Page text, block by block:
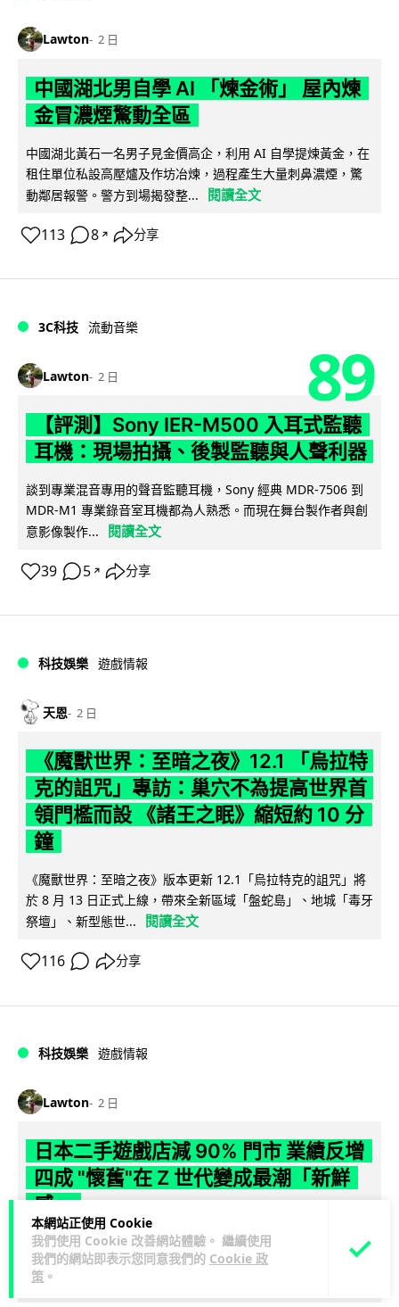
本網站正使用 Cookie
我們使用 Cookie 改善網站體驗。 繼續使用
我們的網站即表示您同意我們的 Cookie 政
策 。
Lawton 2 日
中國湖北男自學 AI 「煉金術」 屋內煉
金冒濃煙驚動全區
中國湖北黃石一名男子見金價高企，利用 AI 自學提煉黃金，在
租住單位私設高壓爐及作坊冶煉，過程產生大量刺鼻濃煙，驚
動鄰居報警。警方到場揭發整...
閱讀全文
113 8 ↗ 分享
3C科技 流動音樂
Lawton 2 日 89
【評測】Sony IER-M500 入耳式監聽
耳機：現場拍攝、後製監聽與人聲利器
談到專業混音專用的聲音監聽耳機，Sony 經典 MDR-7506 到
MDR-M1 專業錄音室耳機都為人熟悉。而現在舞台製作者與創
意影像製作...
閱讀全文
39 5 ↗ 分享
科技娛樂 遊戲情報
天恩 2 日
《魔獸世界：至暗之夜》12.1 「烏拉特
克的詛咒」專訪：巢穴不為提高世界首
領門檻而設 《諸王之眠》縮短約 10 分
鐘
《魔獸世界：至暗之夜》版本更新 12.1「烏拉特克的詛咒」將
於 8 月 13 日正式上線，帶來全新區域「盤蛇島」、地城「毒牙
祭壇」、新型態世...
閱讀全文
116 分享
科技娛樂 遊戲情報
Lawton 2 日
日本二手遊戲店減 90% 門市 業績反增
四成 "懷舊"在 Z 世代變成最潮「新鮮
感」
日本零售巨頭 GEO 將懷舊遊戲銷售門市從 1,000 間大幅減至
99 間，但銷售額卻不降反升至過往的 1.4 倍。做到「減店增
收」奇蹟，...